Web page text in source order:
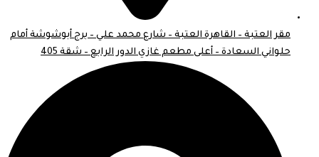
مقر العتبة – القاهرة العتبة – شارع محمد علي – برج أبوشوشة أمام
حلواني السعادة – أعلى مطعم غازي الدور الرابع – شقة 405